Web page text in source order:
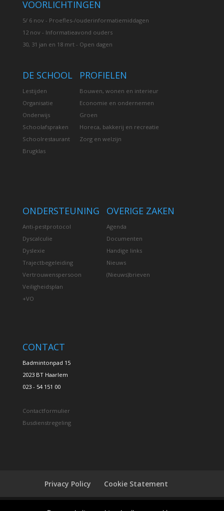
VOORLICHTINGEN
5/ 6 nov - Proefles-/ouderinformatiemiddagen
12 nov - Informatieavond ouders
30, 31 jan en 18 mrt - Open dagen
DE SCHOOL
Lestijden
Organisatie
Onderwijs
Schoolafspraken
Schoolrestaurant
Brugklas
PROFIELEN
Bouwen, wonen en interieur
Economie en ondernemen
Groen
Horeca, bakkerij en recreatie
Zorg en welzijn
ONDERSTEUNING
Anti-pestprotocol
Dyscalculie
Dyslexie
Trajectbegeleiding
Vertrouwenspersoon
Veiligheidsplan
+VO
OVERIGE ZAKEN
Agenda
Documenten
Handige links
Nieuws
(Nieuws)brieven
CONTACT
Badmintonpad 15
2023 BT Haarlem
023 - 54 151 00
Contactformulier
Busdienstregeling
Privacy Policy Cookie Statement